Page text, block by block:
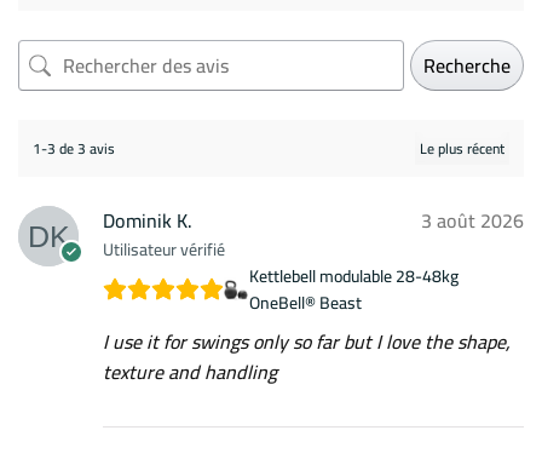
Recherche
1-3 de 3 avis
Dominik K.
Utilisateur vérifié
3 août 2026
Kettlebell modulable 28-48kg
OneBell® Beast
I use it for swings only so far but I love the shape,
texture and handling